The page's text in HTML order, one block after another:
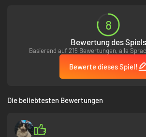
Skills auf den mit Asche bedeckten Serpentinen
Probe und meistere die Ideallinie auf den
TRITT BEI ADRENALINGELADENEN
8
Bewertung des Spiels
Basierend auf 215 Bewertungen, alle
Bewerte dieses Spiel!
Die beliebtesten Bewertungen